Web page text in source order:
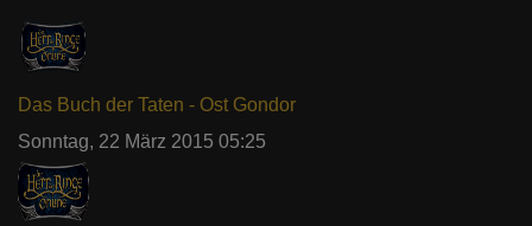
Das Buch der Taten - Ost Gondor
Sonntag, 22 März 2015 05:25